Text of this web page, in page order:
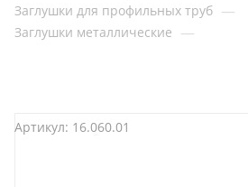
Заглушки для профильных труб —
Заглушки металлические —
Артикул: 16.060.01